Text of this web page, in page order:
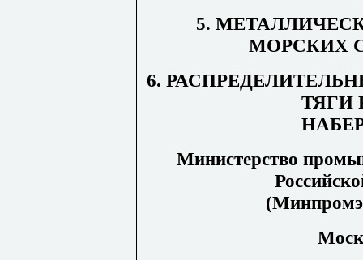
5.
МОРСКИХ
6.
ТЯГИ
Министерство
(Минпромэ